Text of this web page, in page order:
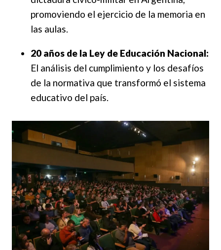
promoviendo el ejercicio de la memoria en
las aulas.
20 años de la Ley de Educación Nacional:
El análisis del cumplimiento y los desafíos
de la normativa que transformó el sistema
educativo del país.